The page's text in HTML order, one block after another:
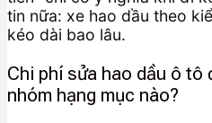
tin nữa: xe hao dầu theo
kéo dài bao lâu.
Chi phí sửa hao dầu ô tô
nhóm hạng mục nào?